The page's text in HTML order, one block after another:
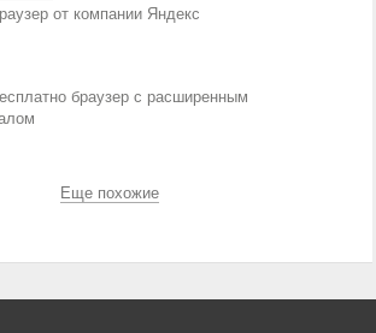
от компании Яндекс
браузер с расширенным
Еще похожие